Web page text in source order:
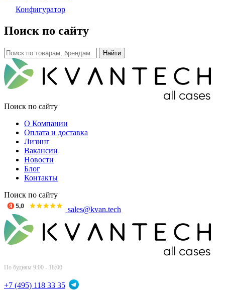
Конфигуратор
Поиск по сайту
Поиск по сайту
О Компании
Оплата и доставка
Лизинг
Вакансии
Новости
Блог
Контакты
Поиск по сайту
sales@kvan.tech
По будням 9:00 - 18:00
+7 (495) 118 33 35